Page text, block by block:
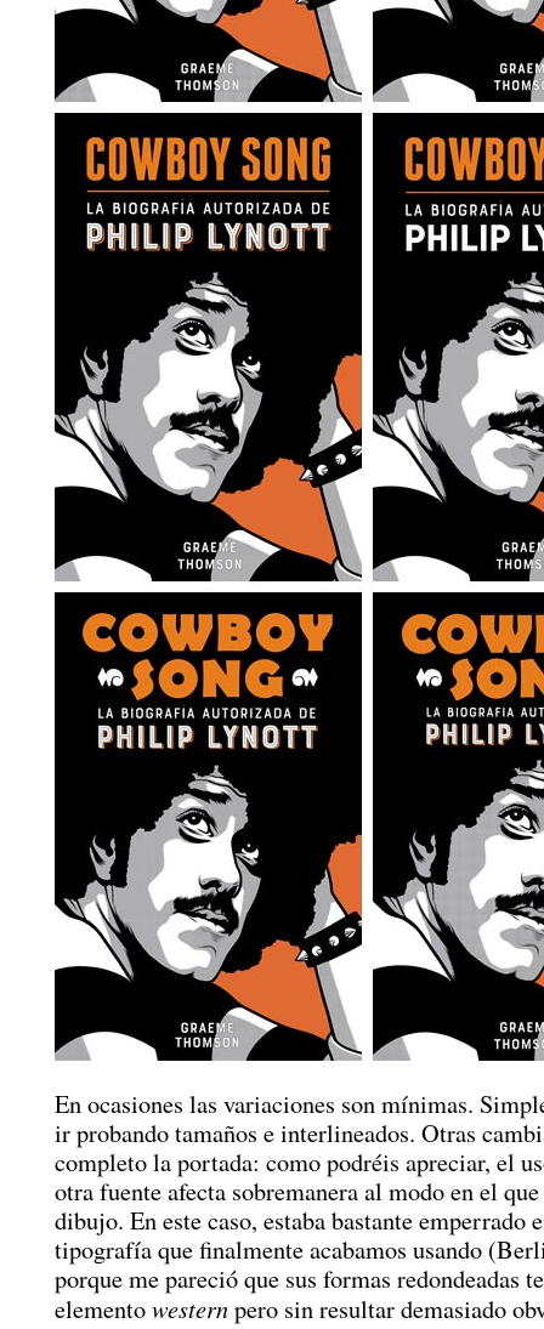
En ocasiones las variaciones son mínimas.
ir probando tamaños e interlineados. Otras
completo la portada: como podréis apreciar, el
otra fuente afecta sobremanera al modo en el
dibujo. En este caso, estaba bastante emperrado
tipografía que finalmente acabamos usando
porque me pareció que sus formas redondeadas
elementowesternpero sin resultar demasiado